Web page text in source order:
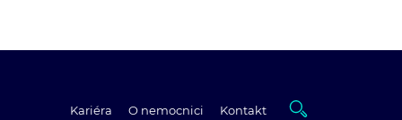
Kariéra O nemocnici Kontakt